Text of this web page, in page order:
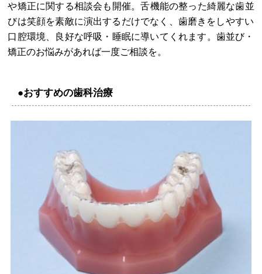
や矯正に関する相談会も開催。舌機能の整った綺麗な歯並
びは笑顔を素敵に演出するだけでなく、歯磨きをしやすい
口腔環境、良好な呼吸・睡眠に導いてくれます。歯並び・
矯正のお悩みがあれば一度ご相談を。
●おすすめの歯科治療